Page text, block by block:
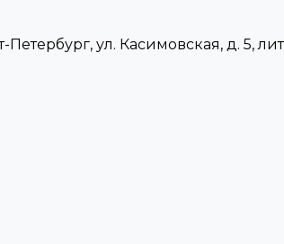
Петербург, ул. Касимовская, д. 5,